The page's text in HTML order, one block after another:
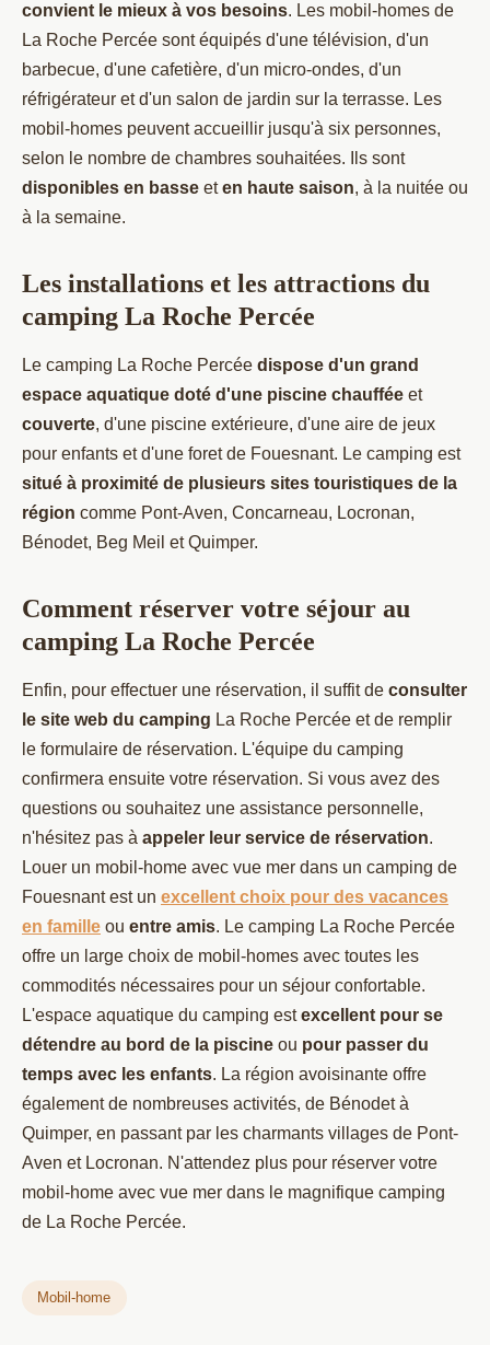
convient le mieux à vos besoins. Les mobil-homes de
La Roche Percée sont équipés d'une télévision, d'un
barbecue, d'une cafetière, d'un micro-ondes, d'un
réfrigérateur et d'un salon de jardin sur la terrasse. Les
mobil-homes peuvent accueillir jusqu'à six personnes,
selon le nombre de chambres souhaitées. Ils sont
disponibles en basse eten haute saison, à la nuitée ou
à la semaine.
Les installations et les attractions du
camping La Roche Percée
Le camping La Roche Percée dispose d'un grand
espace aquatique doté d'une piscine chauffée et
couverte, d'une piscine extérieure, d'une aire de jeux
pour enfants et d'une foret de Fouesnant. Le camping est
situé à proximité de plusieurs sites touristiques de la
région comme Pont-Aven, Concarneau, Locronan,
Bénodet, Beg Meil et Quimper.
Comment réserver votre séjour au
camping La Roche Percée
Enfin, pour effectuer une réservation, il suffit de consulter
le site web du camping La Roche Percée et de remplir
le formulaire de réservation. L'équipe du camping
confirmera ensuite votre réservation. Si vous avez des
questions ou souhaitez une assistance personnelle,
n'hésitez pas à appeler leur service de réservation.
Louer un mobil-home avec vue mer dans un camping de
Fouesnant est un excellent choix pour des vacances
en famille ou entre amis. Le camping La Roche Percée
offre un large choix de mobil-homes avec toutes les
commodités nécessaires pour un séjour confortable.
L'espace aquatique du camping estexcellent pour se
détendre au bord de la piscine ou pour passer du
temps avec les enfants. La région avoisinante offre
également de nombreuses activités, de Bénodet à
Quimper, en passant par les charmants villages de Pont-
Aven et Locronan. N'attendez plus pour réserver votre
mobil-home avec vue mer dans le magnifique camping
de La Roche Percée.
Mobil-home